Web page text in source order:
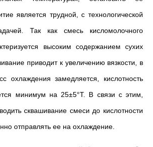
является трудной, с технологической
Так как смесь кисломолочного
высоким содержанием сухих
приводит к увеличению вязкости, в
охлаждения замедляется, кислотность
минимум на 25±5°Т. В связи с этим,
сквашивание смеси до кислотности
отправлять ее на охлаждение.